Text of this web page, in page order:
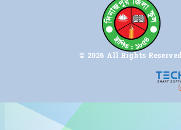
© 2026 All Rights Reserved